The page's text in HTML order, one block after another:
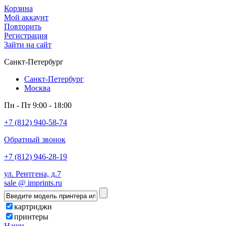
Корзина
Мой аккаунт
Повторить
Регистрация
Зайти на сайт
Санкт-Петербург
Санкт-Петербург
Москва
Пн - Пт 9:00 - 18:00
+7 (812) 940-58-74
Обратный звонок
+7 (812) 946-28-19
ул. Рентгена, д.7
sale @ imprints.ru
картриджи
принтеры